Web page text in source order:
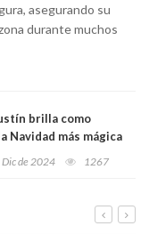
asegurando su
durante muchos
brilla como
Navidad más mágica
Dic de 2024 1267